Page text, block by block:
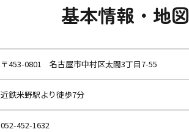
基本情報・地図
〒453-0801 名古屋市中村区太閤3丁目7-55
近鉄米野駅より徒歩7分
052-452-1632